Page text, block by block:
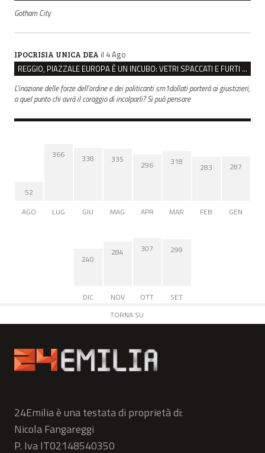
Gotham City
IPOCRISIA UNICA DEA il 4 Ago
REGGIO, PIAZZALE EUROPA È UN INCUBO: VETRI SPACCATI E FURTI SULLE AUTO IN SOSTA
L'inazione delle forze dell'ordine e dei politicanti sm1dollati porterà ai giustizieri,
a quel punto chi avrà il coraggio di incolparli? Si può pensare
52
AGO
366
LUG
338
GIU
335
MAG
296
APR
318
MAR
283
FEB
287
GEN
240
DIC
284
NOV
307
OTT
299
SET
TORNA SU
24Emilia è una testata di proprietà di:
Nicola Fangareggi
P. Iva IT02148540350